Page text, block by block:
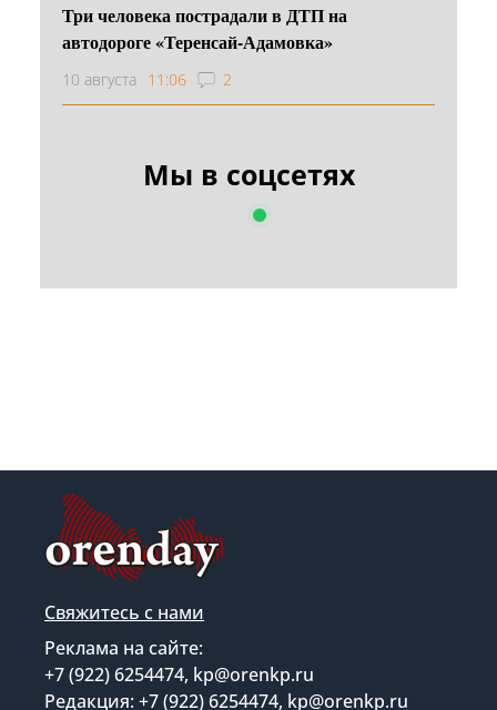
Три человека пострадали в ДТП на
автодороге «Теренсай-Адамовка»
10 августа 11:06 2
Мы в соцсетях
Свяжитесь с нами
Реклама на сайте: